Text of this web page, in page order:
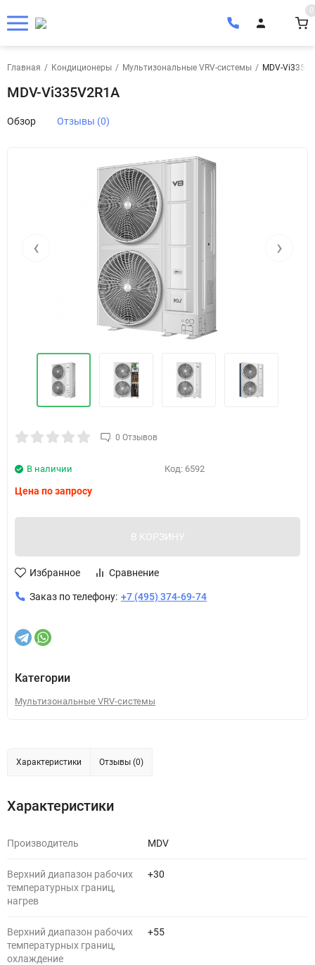
0
Главная / Кондиционеры / Мультизональные VRV-системы / MDV-
MDV-Vi335V2R1A
Обзор Отзывы (0)
‹ ›
0 Отзывов
Код: 6592
В наличии
Цена по запросу
В КОРЗИНУ
Избранное Сравнение
Заказ по телефону: +7 (495) 374-69-74
Категории
Мультизональные VRV-системы
Характеристики Отзывы (0)
Характеристики
Производитель MDV
Верхний диапазон рабочих
температурных границ,
нагрев
+30
Верхний диапазон рабочих
температурных границ,
охлаждение
+55